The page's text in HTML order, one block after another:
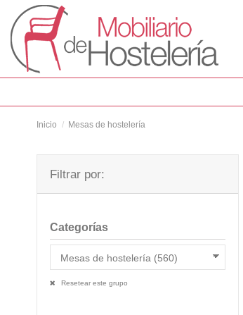
Inicio Mesas de hostelería
Filtrar por:
Categorías
Resetear este grupo